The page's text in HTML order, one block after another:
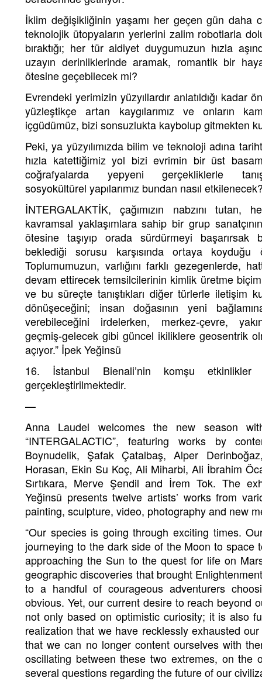
İklim değişikliğinin yaşamı her geçen gün daha
teknolojik ütopyaların yerlerini zalim robotlarla
bıraktığı; her tür aidiyet duygumuzun hızla
uzayın derinliklerinde aramak, romantik bir
ötesine geçebilecek mi?
Evrendeki yerimizin yüzyıllardır anlatıldığı kadar
yüzleştikçe artan kaygılarımız ve onların
içgüdümüz, bizi sonsuzlukta kaybolup gitmekten
Peki, ya yüzyılımızda bilim ve teknoloji adına
hızla katettiğimiz yol bizi evrimin bir üst
coğrafyalarda yepyeni gerçekliklerle
sosyokültürel yapılarımız bundan nasıl
İNTERGALAKTİK, çağımızın nabzını
kavramsal yaklaşımlara sahip bir grup
ötesine taşıyıp orada sürdürmeyi
beklediği sorusu karşısında ortaya koyduğu
Toplumumuzun, varlığını farklı gezegenlerde,
devam ettirecek temsilcilerinin kimlik üretme
ve bu süreçte tanıştıkları diğer türlerle iletişim
dönüşeceğini; insan doğasının yeni
verebileceğini irdelerken, merkez-çevre,
geçmiş-gelecek gibi güncel ikiliklere geosentrik
açıyor.” İpek Yeğinsü
16. İstanbul Bienali’nin komşu etkinlikler
gerçekleştirilmektedir.
—
Anna Laudel welcomes the new season
“INTERGALACTIC”, featuring works by
Boynudelik, Şafak Çatalbaş, Alper
Horasan, Ekin Su Koç, Ali Miharbi, Ali İbrahim
Sırtıkara, Merve Şendil and İrem Tok. The
Yeğinsü presents twelve artists’ works from
painting, sculpture, video, photography and new
“Our species is going through exciting times.
journeying to the dark side of the Moon to space
approaching the Sun to the quest for life on
geographic discoveries that brought
to a handful of courageous adventurers
obvious. Yet, our current desire to reach beyond
not only based on optimistic curiosity; it is also
realization that we have recklessly exhausted
that we can no longer content ourselves with
oscillating between these two extremes, on the
several questions regarding the future of our